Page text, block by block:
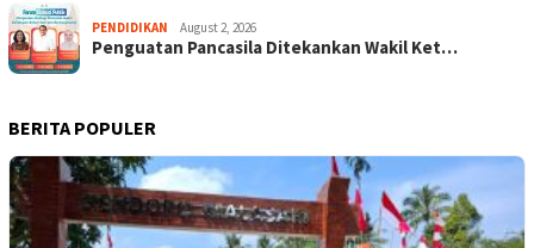
PENDIDIKAN August 2, 2026
Penguatan Pancasila Ditekankan Wakil Ket…
BERITA POPULER